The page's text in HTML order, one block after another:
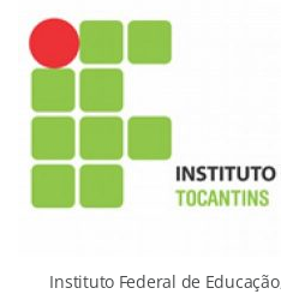
Instituto Federal de